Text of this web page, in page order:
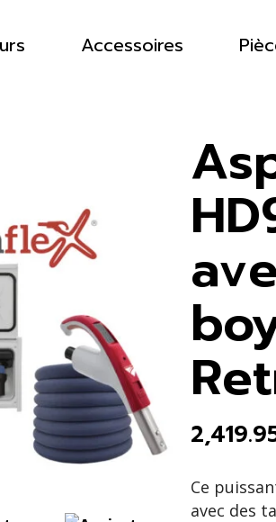
Accessoires
Ce
avec des